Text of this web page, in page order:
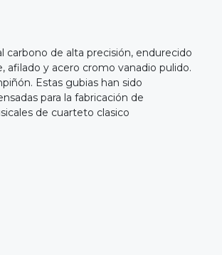
carbono de alta precisión, endurecido
afilado y acero cromo vanadio pulido.
Estas gubias han sido
para la fabricación de
de cuarteto clasico